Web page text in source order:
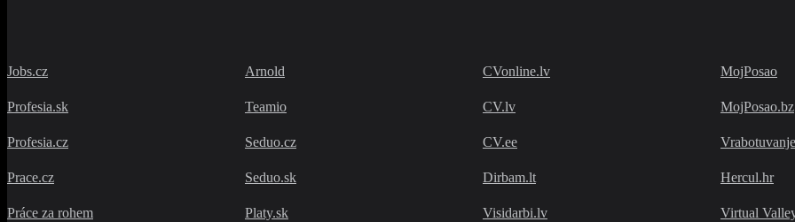
Jobs.cz
Profesia.sk
Profesia.cz
Prace.cz
Práce za rohem
Arnold
Teamio
Seduo.cz
Seduo.sk
Platy.sk
CVonline.lv
CV.lv
CV.ee
Dirbam.lt
Visidarbi.lv
MojPosao
MojPosao.bz
Vrabotuvanje
Hercul.hr
Virtual